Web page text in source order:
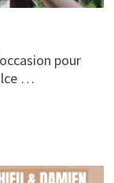
pour
…